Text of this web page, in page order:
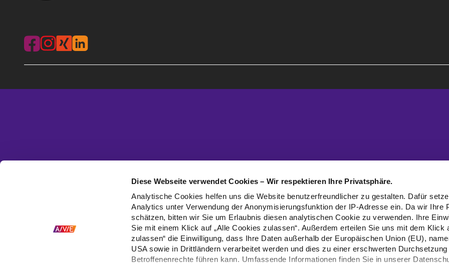
Diese Webseite verwendet Cookies – Wir respektieren Ihre Privatsphäre.
Analytische Cookies helfen uns die Website benutzerfreundlicher zu gestalten. Dafür
Analytics unter Verwendung der Anonymisierungsfunktion der IP-Adresse ein. Da wir Ihre
schätzen, bitten wir Sie um Erlaubnis diesen analytischen Cookie zu verwenden. Ihre
Sie mit einem Klick auf „Alle Cookies zulassen“. Außerdem erteilen Sie uns mit dem Klick
zulassen“ die Einwilligung, dass Ihre Daten außerhalb der Europäischen Union (EU),
USA sowie in Drittländern verarbeitet werden und dies zu einer erschwerten Durchsetzung
Betroffenenrechte führen kann. Umfassende Informationen finden Sie in unserer